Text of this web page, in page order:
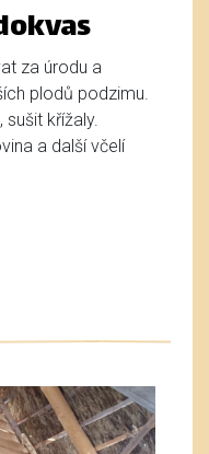
za úrodu a
plodů podzimu.
křížaly.
a další včelí